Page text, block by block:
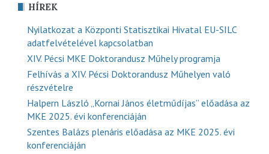
HÍREK
Nyilatkozat a Központi Statisztikai Hivatal EU-SILC
adatfelvételével kapcsolatban
XIV. Pécsi MKE Doktorandusz Műhely programja
Felhívás a XIV. Pécsi Doktorandusz Műhelyen való
részvételre
Halpern László „Kornai János életműdíjas” előadása az
MKE 2025. évi konferenciáján
Szentes Balázs plenáris előadása az MKE 2025. évi
konferenciáján